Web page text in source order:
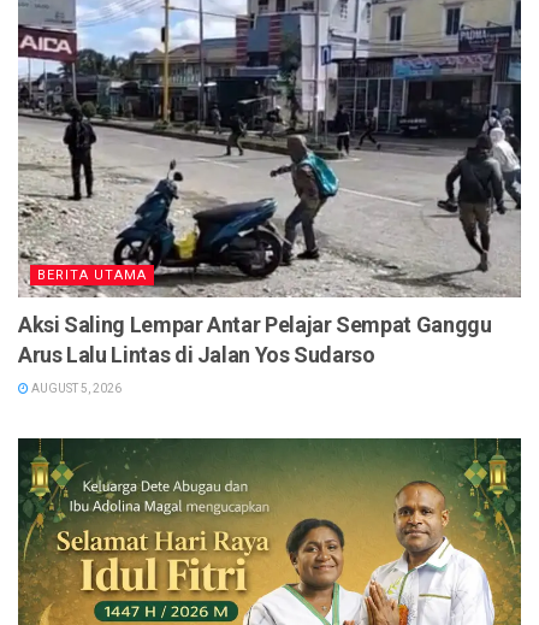
BERITA UTAMA
Aksi Saling Lempar Antar Pelajar Sempat Ganggu
Arus Lalu Lintas di Jalan Yos Sudarso
AUGUST 5, 2026